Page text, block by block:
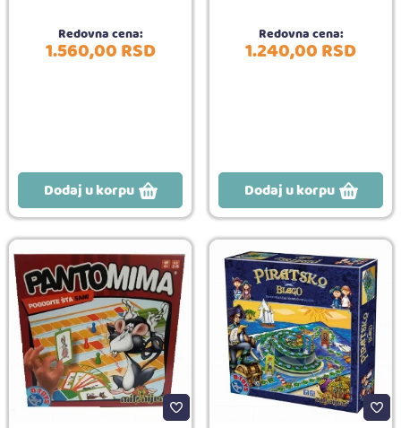
Redovna cena:
1.560,00RSD
Dodaj u korpu
Redovna cena:
1.240,00RSD
Dodaj u korpu